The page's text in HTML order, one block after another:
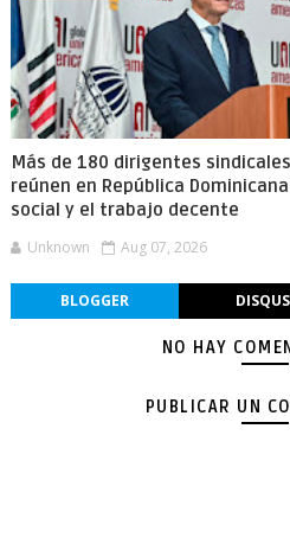
Más de 180 dirigentes
reúnen en República
social y el trabajo decente
Unknown Aug 07, 2026
BLOGGER DISQUS
NO HAY
PUBLICAR UN